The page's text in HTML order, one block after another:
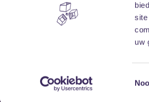
site
uw
Home
Vrijwilligers
Disclaimer
Privacy &